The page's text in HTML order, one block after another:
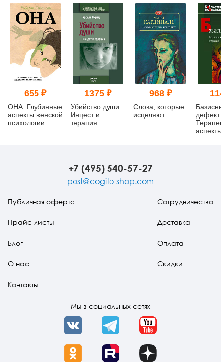
655 ₽
ОНА: Глубинные
аспекты женской
психологии
1375 ₽
Убийство души:
Инцест и
терапия
968 ₽
Слова, которые
исцеляют
дефект:
+7 (495) 540-57-27
post@cogito-shop.com
Публичная оферта
Прайс-листы
Блог
О нас
Контакты
Сотрудничество
Доставка
Оплата
Скидки
Мы в социальных сетях
VK Telegram YouTube
OK Rutube Dzen